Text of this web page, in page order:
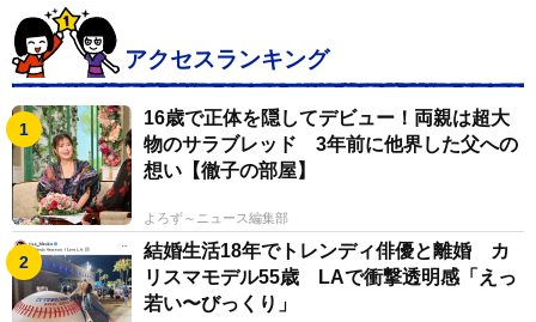
アクセスランキング
16歳で正体を隠してデビュー！両親は超大
物のサラブレッド 3年前に他界した父への
想い【徹子の部屋】
よろず～ニュース編集部
結婚生活18年でトレンディ俳優と離婚 カ
リスマモデル55歳 LAで衝撃透明感「えっ
若い〜びっくり」